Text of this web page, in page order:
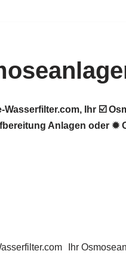
Wasserfilter.com, Ihr ☑️
Anlagen oder
Ihr